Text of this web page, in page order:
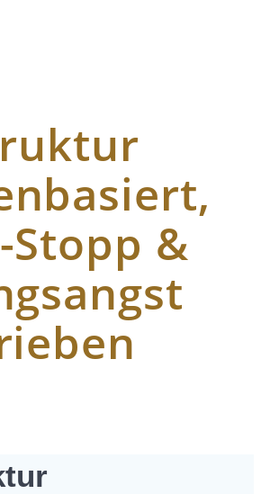
Stopp &